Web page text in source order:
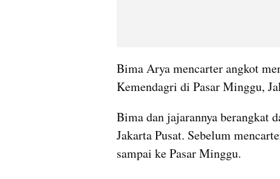
Bima Arya mencarter angkot
Kemendagri di Pasar Minggu,
Bima dan jajarannya berangkat
Jakarta Pusat. Sebelum
sampai ke Pasar Minggu.